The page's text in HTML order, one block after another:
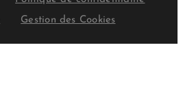
Gestion des Cookies